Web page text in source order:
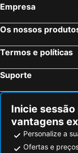
Empresa
Os nossos
Termos e políticas
Suporte
Inicie
vantagens
Personalize a
Ofertas e